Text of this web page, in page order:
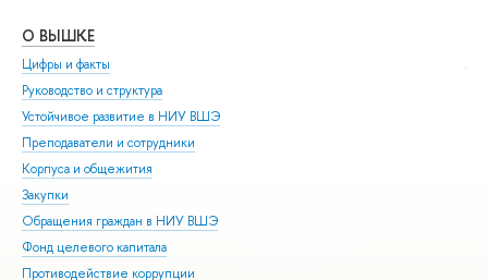
О ВЫШКЕ
Цифры и факты
Руководство и структура
Устойчивое развитие в НИУ ВШЭ
Преподаватели и сотрудники
Корпуса и общежития
Закупки
Обращения граждан в НИУ ВШЭ
Фонд целевого капитала
Противодействие коррупции